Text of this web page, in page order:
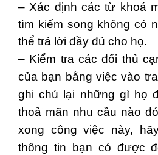
– Xác định các từ khoá
tìm kiếm song không có
thể trả lời đầy đủ cho họ.
– Kiểm tra các đối thủ
của bạn bằng việc vào
ghi chú lại những gì họ
thoả mãn nhu cầu nào
xong công việc này,
thông tin bạn có được